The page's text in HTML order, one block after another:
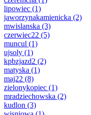
lipowiec (1)
jaworzynakamienicka (2)
mwislanska (3)
czerwiec22 (5)
muncul (1)
ujsoly (1)
kpbzjazd2 (2)
matyska (1)
maj22 (8)
zielonykopiec (1)
mradziechowska (2)
kudlon (3)